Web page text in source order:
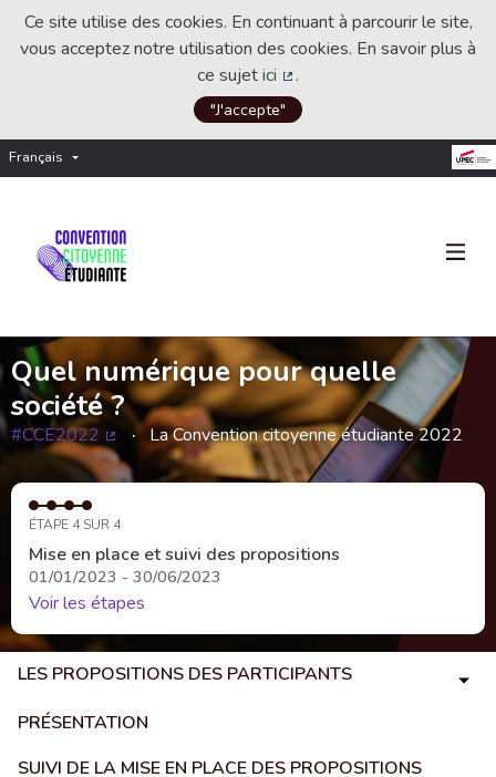
Ce site utilise des cookies. En continuant à parcourir le site,
vous acceptez notre utilisation des cookies. En savoir plus à
ce sujetici
(Lien externe)
.
"J'accepte"
Français Choisir la langue
Quel numérique pour quelle
société ?
#CCE2022
(Lien externe)
La Convention citoyenne étudiante 2022
ÉTAPE 4 SUR 4
Mise en place et suivi des propositions
01/01/2023 - 30/06/2023
Voir les étapes
LES PROPOSITIONS DES PARTICIPANTS
PRÉSENTATION
SUIVI DE LA MISE EN PLACE DES PROPOSITIONS